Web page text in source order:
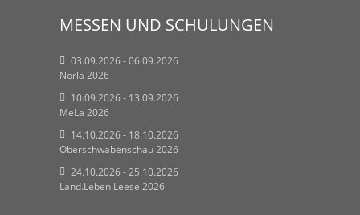
MESSEN UND SCHULUNGEN
03.09.2026 - 06.09.2026
Norla 2026
10.09.2026 - 13.09.2026
MeLa 2026
14.10.2026 - 18.10.2026
Oberschwabenschau 2026
24.10.2026 - 25.10.2026
Land.Leben.Leese 2026